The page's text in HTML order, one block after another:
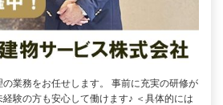
の業務をお任せします。 事前に充実の研修が
経験の方も安心して働けます♪ ＜具体的には